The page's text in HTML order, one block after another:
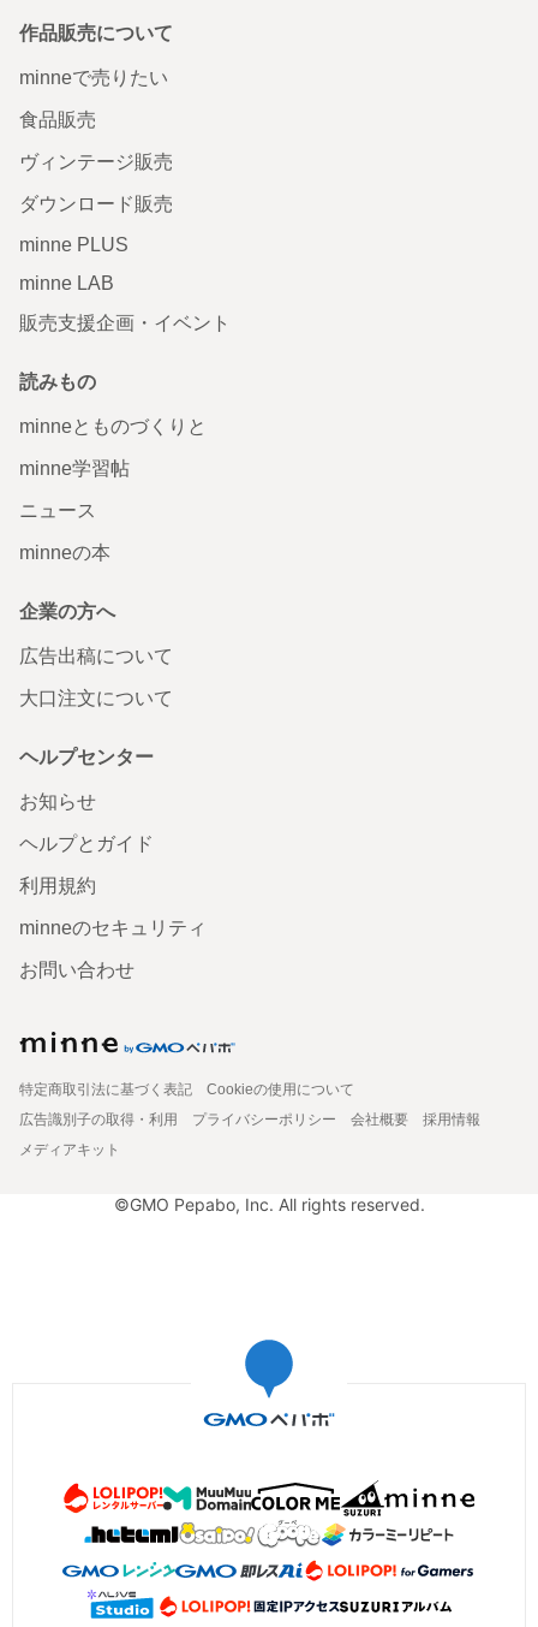
作品販売について
minneで売りたい
食品販売
ヴィンテージ販売
ダウンロード販売
minne PLUS
minne LAB
販売支援企画・イベント
読みもの
minneとものづくりと
minne学習帖
ニュース
minneの本
企業の方へ
広告出稿について
大口注文について
ヘルプセンター
お知らせ
ヘルプとガイド
利用規約
minneのセキュリティ
お問い合わせ
特定商取引法に基づく表記
Cookieの使用について
広告識別子の取得・利用
プライバシーポリシー 会社概要
採用情報
メディアキット
©GMO Pepabo, Inc. All rights reserved.